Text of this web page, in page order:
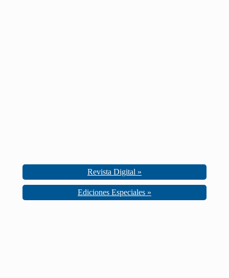
Revista Digital »
Ediciones Especiales »